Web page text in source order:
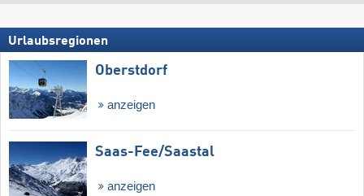
Urlaubsregionen
Oberstdorf
anzeigen
Saas-Fee/​Saastal
anzeigen